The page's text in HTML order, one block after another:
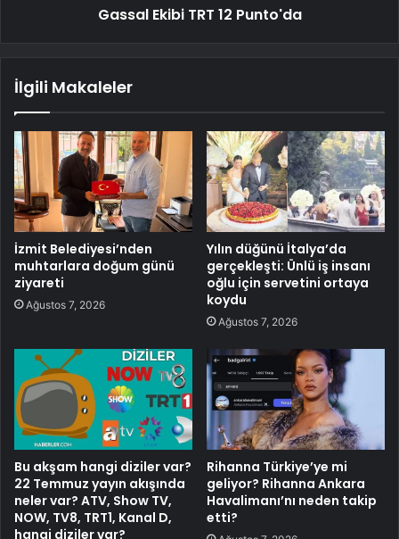
Gassal Ekibi TRT 12 Punto'da
İlgili Makaleler
İzmit Belediyesi’nden
muhtarlara doğum günü
ziyareti
Ağustos 7, 2026
Yılın düğünü İtalya’da
gerçekleşti: Ünlü iş insanı
oğlu için servetini ortaya
koydu
Ağustos 7, 2026
Bu akşam hangi diziler var?
22 Temmuz yayın akışında
neler var? ATV, Show TV,
NOW, TV8, TRT1, Kanal D,
hangi diziler var?
Rihanna Türkiye’ye mi
geliyor? Rihanna Ankara
Havalimanı’nı neden takip
etti?